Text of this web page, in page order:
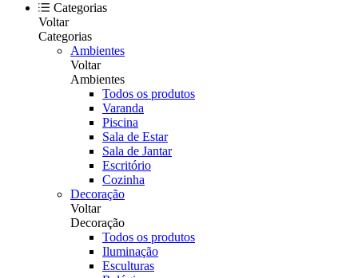
Categorias
Voltar
Categorias
Ambientes
Voltar
Ambientes
Todos os produtos
Varanda
Piscina
Sala de Estar
Sala de Jantar
Escritório
Cozinha
Decoração
Voltar
Decoração
Todos os produtos
Iluminação
Esculturas